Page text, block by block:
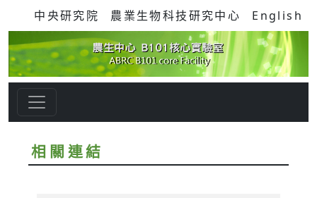
中央研究院 農業生物科技研究中心 English
相關連結